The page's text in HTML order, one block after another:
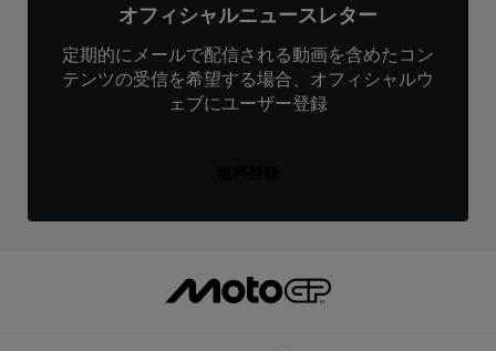
オフィシャルニュースレター
定期的にメールで配信される動画を含めたコン
テンツの受信を希望する場合、オフィシャルウ
ェブにユーザー登録